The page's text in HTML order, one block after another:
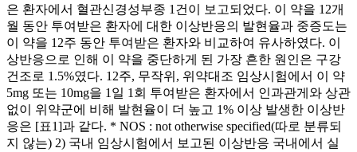
은 환자에서 혈관신경성부종 1건이 보고되었다. 이 약을 12개
월 동안 투여받은 환자에 대한 이상반응의 발현율과 중증도는
이 약을 12주 동안 투여받은 환자와 비교하여 유사하였다. 이
상반응으로 인해 이 약을 중단하게 된 가장 흔한 원인은 구강
건조로 1.5%였다. 12주, 무작위, 위약대조 임상시험에서 이 약
5mg 또는 10mg을 1일 1회 투여받은 환자에서 인과관게와 상관
없이 위약군에 비해 발현율이 더 높고 1% 이상 발생한 이상반
응은 [표1]과 같다. * NOS : not otherwise specified(따로 분류되
지 않는) 2) 국내 임상시험에서 보고된 이상반응 국내에서 실